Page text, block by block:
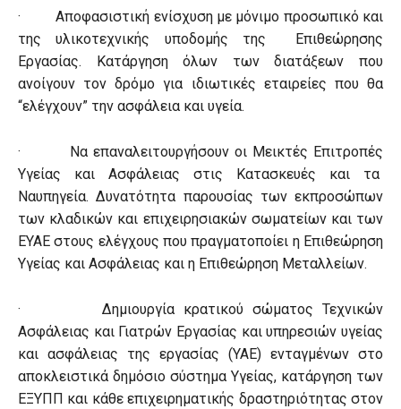
· Αποφασιστική ενίσχυση με μόνιμο προσωπικό και
της υλικοτεχνικής υποδομής της Επιθεώρησης
Εργασίας. Κατάργηση όλων των διατάξεων που
ανοίγουν τον δρόμο για ιδιωτικές εταιρείες που θα
“ελέγχουν” την ασφάλεια και υγεία.
· Να επαναλειτουργήσουν οι Μεικτές Επιτροπές
Υγείας και Ασφάλειας στις Κατασκευές και τα
Ναυπηγεία. Δυνατότητα παρουσίας των εκπροσώπων
των κλαδικών και επιχειρησιακών σωματείων και των
ΕΥΑΕ στους ελέγχους που πραγματοποίει η Επιθεώρηση
Υγείας και Ασφάλειας και η Επιθεώρηση Μεταλλείων.
· Δημιουργία κρατικού σώματος Τεχνικών
Ασφάλειας και Γιατρών Εργασίας και υπηρεσιών υγείας
και ασφάλειας της εργασίας (ΥΑΕ) ενταγμένων στο
αποκλειστικά δημόσιο σύστημα Υγείας, κατάργηση των
ΕΞΥΠΠ και κάθε επιχειρηματικής δραστηριότητας στον